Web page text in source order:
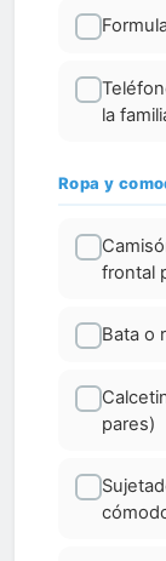
la
Ropa y
frontal
Bata o
pares)